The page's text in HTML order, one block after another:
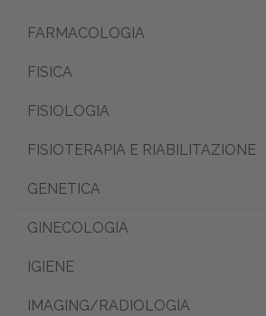
FARMACOLOGIA
FISICA
FISIOLOGIA
FISIOTERAPIA E RIABILITAZIONE
GENETICA
GINECOLOGIA
IGIENE
IMAGING/RADIOLOGIA